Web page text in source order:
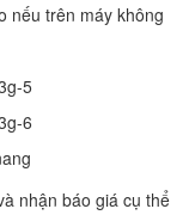
nếu trên máy không
nhận báo giá cụ thể